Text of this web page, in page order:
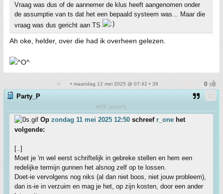
Vraag was dus of de aannemer de klus heeft aangenomen onder
de assumptie van ts dat het een bepaald systeem was... Maar die
vraag was dus gericht aan TS
Ah oke, helder, over die had ik overheen gelezen.
• maandag 12 mei 2025 @ 07:42 • 39
Party_P
WTF, jezus!!1
Op zondag 11 mei 2025 12:50 schreef r_one het
volgende:
[..]
Moet je 'm wel eerst schriftelijk in gebreke stellen en hem een
redelijke termijn gunnen het alsnog zelf op te lossen.
Doet-ie vervolgens nog niks (al dan niet boos, niet jouw probleem),
dan is-ie in verzuim en mag je het, op zijn kosten, door een ander